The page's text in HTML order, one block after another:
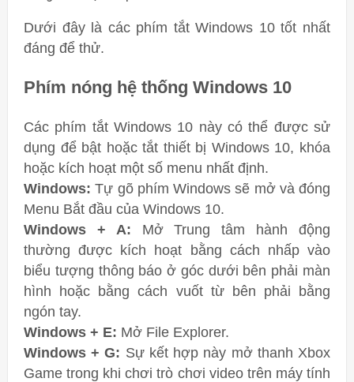
Dưới đây là các phím tắt Windows 10 tốt nhất
đáng để thử.
Phím nóng hệ thống Windows 10
Các phím tắt Windows 10 này có thể được sử
dụng để bật hoặc tắt thiết bị Windows 10, khóa
hoặc kích hoạt một số menu nhất định.
Windows:Tự gõ phím Windows sẽ mở và đóng
Menu Bắt đầu của Windows 10.
Windows + A: Mở Trung tâm hành động
thường được kích hoạt bằng cách nhấp vào
biểu tượng thông báo ở góc dưới bên phải màn
hình hoặc bằng cách vuốt từ bên phải bằng
ngón tay.
Windows + E: Mở File Explorer.
Windows + G: Sự kết hợp này mở thanh Xbox
Game trong khi chơi trò chơi video trên máy tính